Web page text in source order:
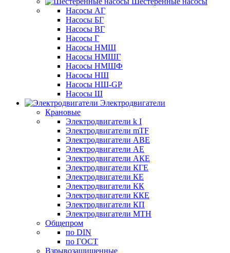
Насосы АГ
Насосы БГ
Насосы ВГ
Насосы Г
Насосы НМШ
Насосы НМШГ
Насосы НМШФ
Насосы НШ
Насосы НШ-GP
Насосы Ш
Электродвигатели
Крановые
Электродвигатели k I
Электродвигатели mTF
Электродвигатели АВЕ
Электродвигатели АЕ
Электродвигатели АКЕ
Электродвигатели КГЕ
Электродвигатели КЕ
Электродвигатели КК
Электродвигатели ККЕ
Электродвигатели КП
Электродвигатели МТН
Общепром
по DIN
по ГОСТ
Взрывозащищенные